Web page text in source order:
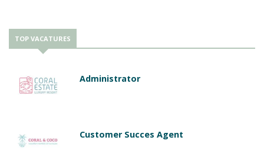
TOP VACATURES
Administrator
Customer Succes Agent